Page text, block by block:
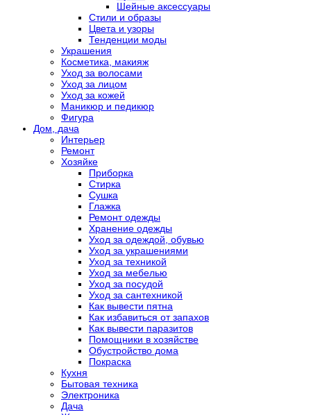
Шейные аксессуары
Стили и образы
Цвета и узоры
Тенденции моды
Украшения
Косметика, макияж
Уход за волосами
Уход за лицом
Уход за кожей
Маникюр и педикюр
Фигура
Дом, дача
Интерьер
Ремонт
Хозяйке
Приборка
Стирка
Сушка
Глажка
Ремонт одежды
Хранение одежды
Уход за одеждой, обувью
Уход за украшениями
Уход за техникой
Уход за мебелью
Уход за посудой
Уход за сантехникой
Как вывести пятна
Как избавиться от запахов
Как вывести паразитов
Помощники в хозяйстве
Обустройство дома
Покраска
Кухня
Бытовая техника
Электроника
Дача